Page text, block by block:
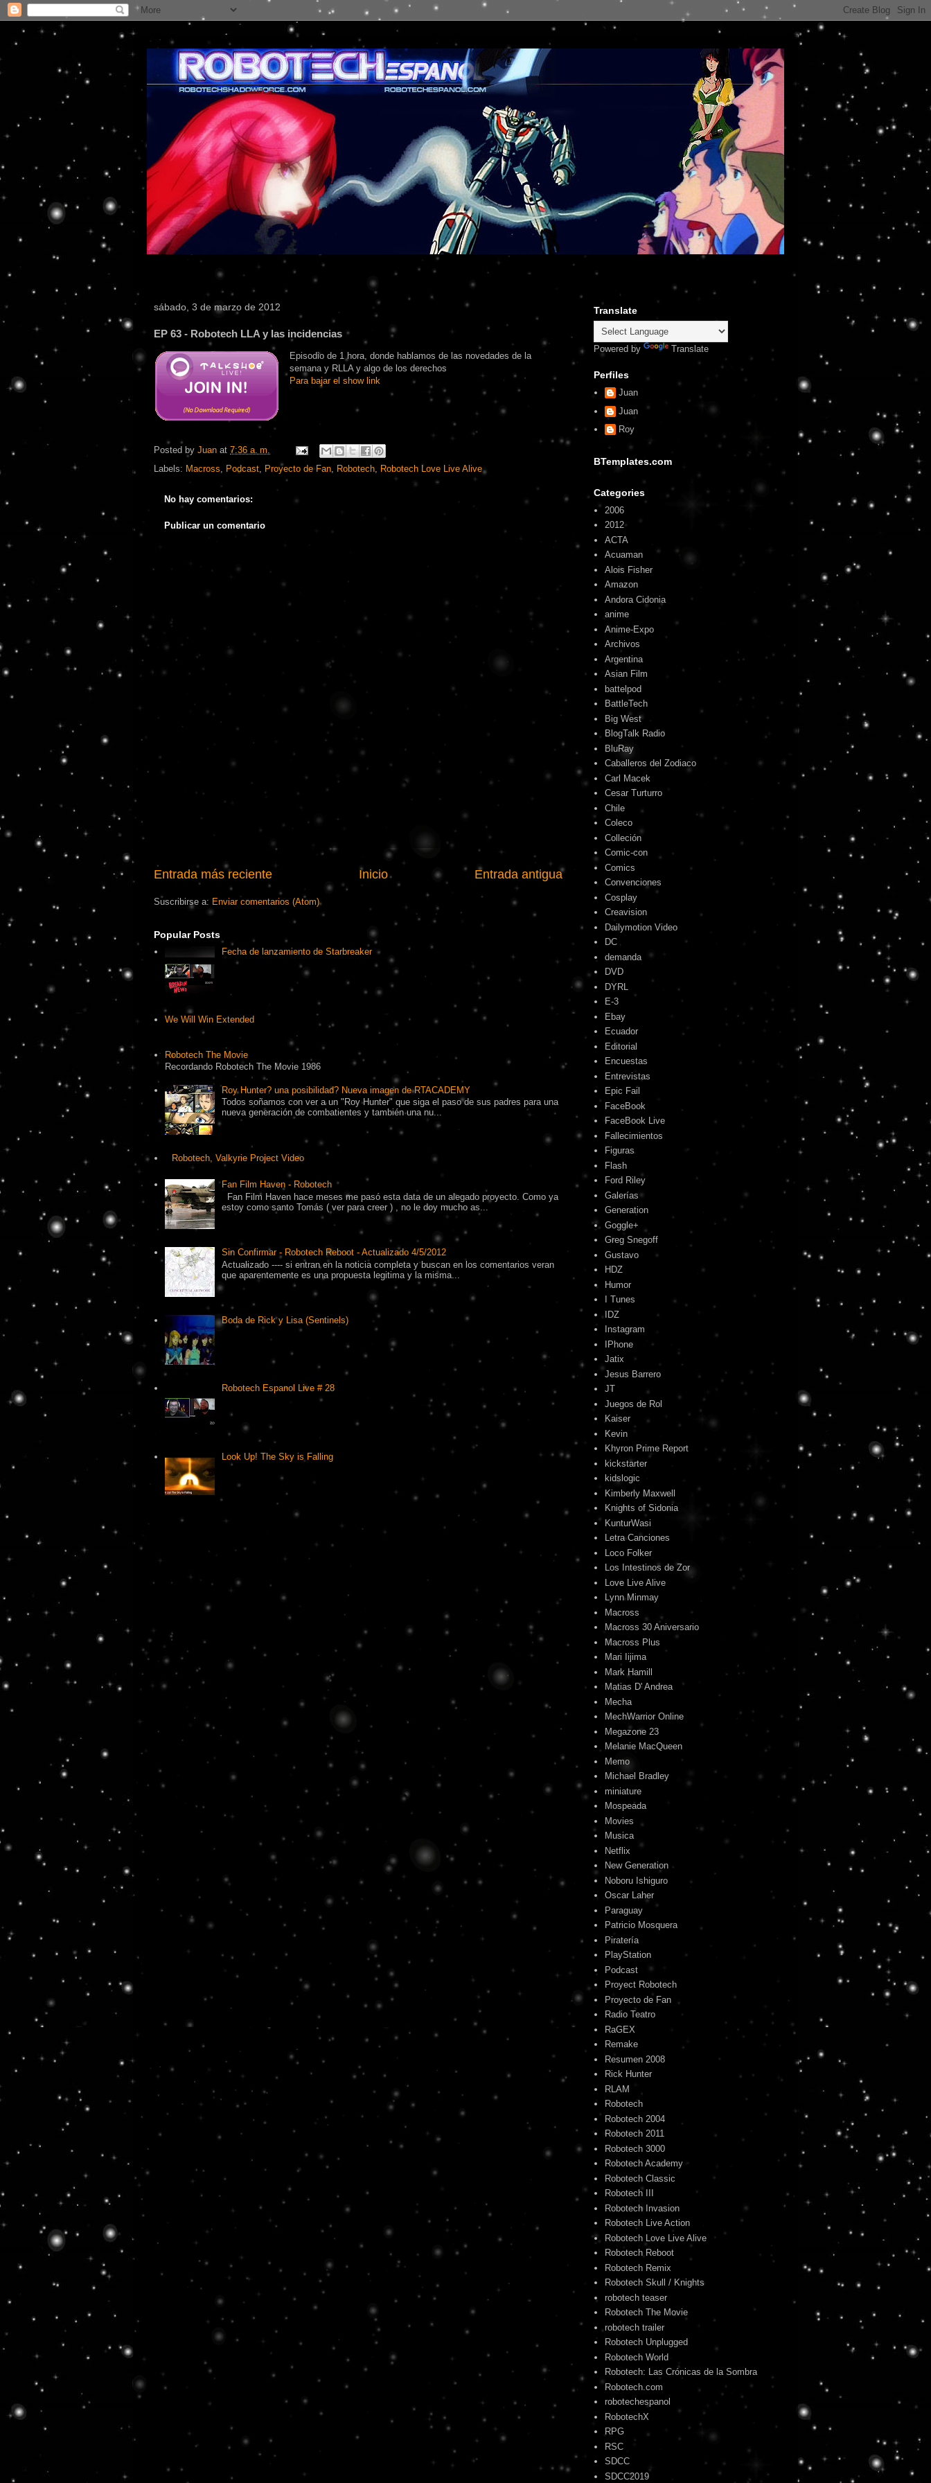
sábado, 3 de marzo de 2012
EP 63 - Robotech LLA y las incidencias
Episodio de 1 hora, donde hablamos de las novedades de la
semana y RLLA y algo de los derechos
Para bajar el show link
Posted by Juan at 7:36 a. m.
Labels: Macross, Podcast, Proyecto de Fan, Robotech, Robotech Love Live Alive
No hay comentarios:
Publicar un comentario
Entrada más reciente Entrada antigua
Inicio
Suscribirse a: Enviar comentarios (Atom)
Popular Posts
Fecha de lanzamiento de Starbreaker
We Will Win Extended
Robotech The Movie
Recordando Robotech The Movie 1986
Roy Hunter? una posibilidad? Nueva imagen de RTACADEMY
Todos soñamos con ver a un "Roy Hunter" que siga el paso de sus padres para una
nueva generación de combatientes y también una nu...
Robotech, Valkyrie Project Video
Fan Film Haven - Robotech
Fan Film Haven hace meses me pasó esta data de un alegado proyecto. Como ya
estoy como santo Tomás ( ver para creer ) , no le doy mucho as...
Sin Confirmar - Robotech Reboot - Actualizado 4/5/2012
Actualizado ---- si entran en la noticia completa y buscan en los comentarios veran
que aparentemente es una propuesta legitima y la misma...
Boda de Rick y Lisa (Sentinels)
Robotech Espanol Live # 28
Look Up! The Sky is Falling
Translate
Powered by Translate
Perfiles
Juan
Juan
Roy
BTemplates.com
Categories
2006
2012
ACTA
Acuaman
Alois Fisher
Amazon
Andora Cidonia
anime
Anime-Expo
Archivos
Argentina
Asian Film
battelpod
BattleTech
Big West
BlogTalk Radio
BluRay
Caballeros del Zodiaco
Carl Macek
Cesar Turturro
Chile
Coleco
Colleción
Comic-con
Comics
Convenciones
Cosplay
Creavision
Dailymotion Video
DC
demanda
DVD
DYRL
E-3
Ebay
Ecuador
Editorial
Encuestas
Entrevistas
Epic Fail
FaceBook
FaceBook Live
Fallecimientos
Figuras
Flash
Ford Riley
Galerías
Generation
Goggle+
Greg Snegoff
Gustavo
HDZ
Humor
I Tunes
IDZ
Instagram
IPhone
Jatix
Jesus Barrero
JT
Juegos de Rol
Kaiser
Kevin
Khyron Prime Report
kickstarter
kidslogic
Kimberly Maxwell
Knights of Sidonia
KunturWasi
Letra Canciones
Loco Folker
Los Intestinos de Zor
Love Live Alive
Lynn Minmay
Macross
Macross 30 Aniversario
Macross Plus
Mari Iijima
Mark Hamill
Matias D' Andrea
Mecha
MechWarrior Online
Megazone 23
Melanie MacQueen
Memo
Michael Bradley
miniature
Mospeada
Movies
Musica
Netflix
New Generation
Noboru Ishiguro
Oscar Laher
Paraguay
Patricio Mosquera
Piratería
PlayStation
Podcast
Proyect Robotech
Proyecto de Fan
Radio Teatro
RaGEX
Remake
Resumen 2008
Rick Hunter
RLAM
Robotech
Robotech 2004
Robotech 2011
Robotech 3000
Robotech Academy
Robotech Classic
Robotech III
Robotech Invasion
Robotech Live Action
Robotech Love Live Alive
Robotech Reboot
Robotech Remix
Robotech Skull / Knights
robotech teaser
Robotech The Movie
robotech trailer
Robotech Unplugged
Robotech World
Robotech: Las Crónicas de la Sombra
Robotech.com
robotechespanol
RobotechX
RPG
RSC
SDCC
SDCC2019